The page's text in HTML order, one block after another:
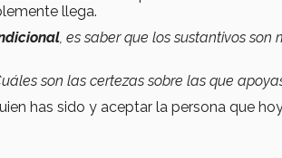
llega.
, es saber que los sustantivos
son las certezas sobre las que
has sido y aceptar la persona que